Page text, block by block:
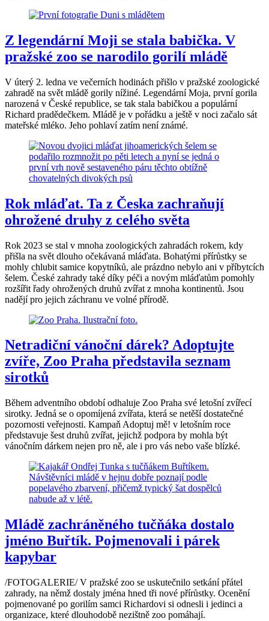
Z legendární Moji se stala babička. V
pražské zoo se narodilo gorilí mládě
V úterý 2. ledna ve večerních hodinách přišlo v pražské zoologické
zahradě na svět mládě gorily nížiné. Legendární Moja, první gorila
narozená v České republice, se tak stala babičkou a populární
Richard pradědečkem. Mládě je v pořádku a ještě v noci začalo sát
mateřské mléko. Jeho pohlaví zatím není známé.
Rok mláďat. Ta z Česka zachraňují
ohrožené druhy z celého světa
Rok 2023 se stal v mnoha zoologických zahradách rokem, kdy
přišla na svět dlouho očekávaná mláďata. Bohatými přírůstky se
mohly chlubit samice kopytníků, ale prázdno nebylo ani v příbytcích
šelem. České zahrady také díky péči a novým mláďatům pomohly
rozšířit řady ohrožených druhů zvířat z mnoha kontinentů. Jsou
nadějí pro jejich záchranu ve volné přírodě.
Netradiční vánoční dárek? Adoptujte
zvíře, Zoo Praha představila seznam
sirotků
Během adventního období odhaluje Zoo Praha své letošní zvířecí
sirotky. Jedná se o opomíjená zvířata, která se netěší dostatečné
pozornosti veřejnosti. Kampaň Adoptuj mě! v letošním roce
představuje šest druhů zvířat, jejichž podpora by mohla být
vánočním dárkem nejen pro ně, ale i pro vás nebo vaše blízké.
Mládě zachráněného tučňáka dostalo
jméno Buřtík. Pojmenovali i párek
kapybar
/FOTOGALERIE/ V pražské zoo se uskutečnilo setkání přátel
zahrady, na němž dostaly jména hned tři nové přírůstky. Ocenění
pojmenované po gorilím samci Richardovi si odnesli i jedinci a
organizace, které dlouhodobě nezištně zoo pomáhají.